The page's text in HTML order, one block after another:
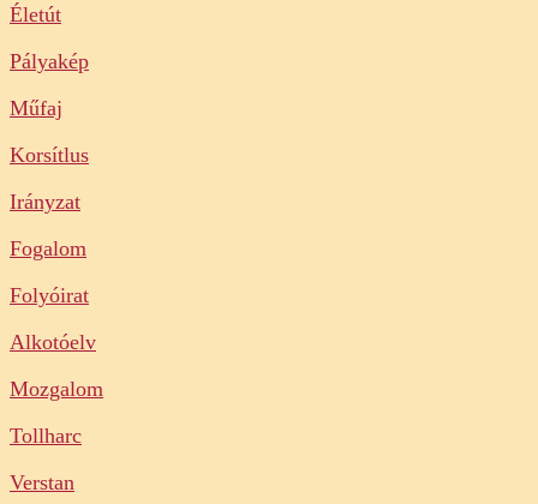
Életút
Pályakép
Műfaj
Korsítlus
Irányzat
Fogalom
Folyóirat
Alkotóelv
Mozgalom
Tollharc
Verstan